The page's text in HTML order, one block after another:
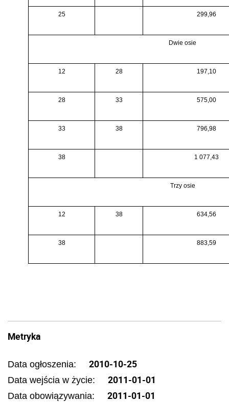
25 299,96
Dwie osie
12 28 197,10
28 33 575,00
33 38 796,98
38 1 077,43
Trzy osie
12 38 634,56
38 883,59
Metryka
Data ogłoszenia: 2010-10-25
Data wejścia w życie: 2011-01-01
Data obowiązywania: 2011-01-01